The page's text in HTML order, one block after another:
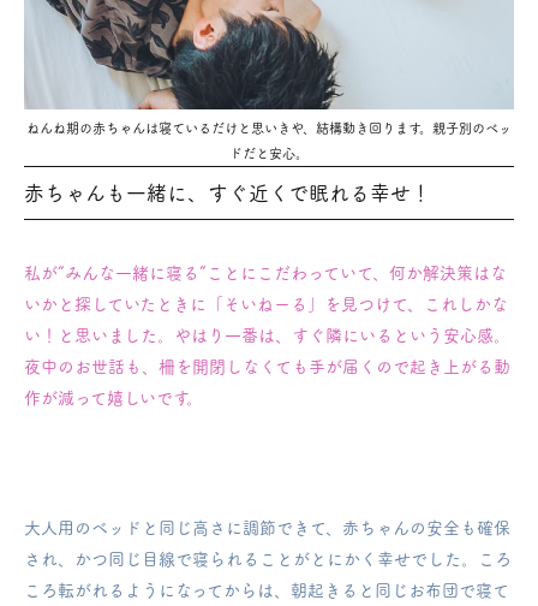
ねんね期の赤ちゃんは寝ているだけと思いきや、結構動き回ります。親子別のベッ
ドだと安心。
赤ちゃんも一緒に、すぐ近くで眠れる幸せ！
私が“みんな一緒に寝る”ことにこだわっていて、何か解決策はな
いかと探していたときに「そいねーる」を見つけて、これしかな
い！と思いました。 やはり一番は、すぐ隣にいるという安心感。
夜中のお世話も、柵を開閉しなくても手が届くので起き上がる動
作が減って嬉しいです。
大人用のベッドと同じ高さに調節できて、赤ちゃんの安全も確保
され、かつ同じ目線で寝られることが とにかく幸せでした。
ころ
ころ転がれるようになってからは、朝起きると同じお布団で寝て